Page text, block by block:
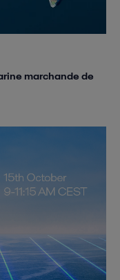
marchande de